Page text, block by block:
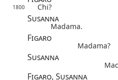
1800 Chi?
Susanna
Madama.
Figaro
Madama?
Susanna
Figaro, Susanna